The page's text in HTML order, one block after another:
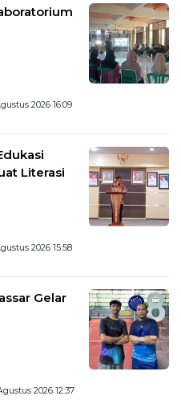
2026 16:09
Literasi
2026 15:58
Gelar
2026 12:37